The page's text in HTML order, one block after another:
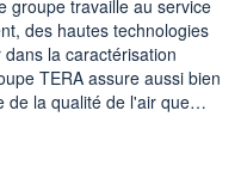
5,55
5,60
5,65
groupe travaille au service
des hautes technologies
la caractérisation
TERA assure aussi bien
de la qualité de l'air que